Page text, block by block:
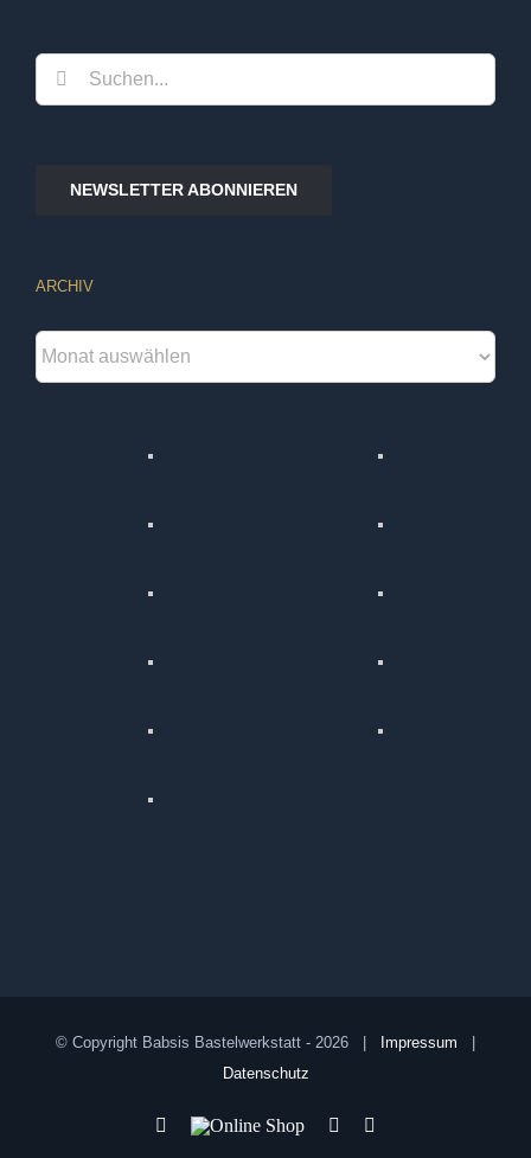
Suche
nach:
NEWSLETTER ABONNIEREN
ARCHIV
Archiv
© Copyright Babsis Bastelwerkstatt - 2026 | Impressum
Datenschutz
YouTube
Online
Pinterest